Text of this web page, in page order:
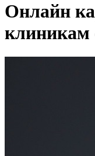
Онлайн
клиникам